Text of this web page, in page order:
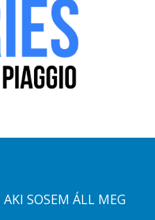
SOSEM ÁLL MEG